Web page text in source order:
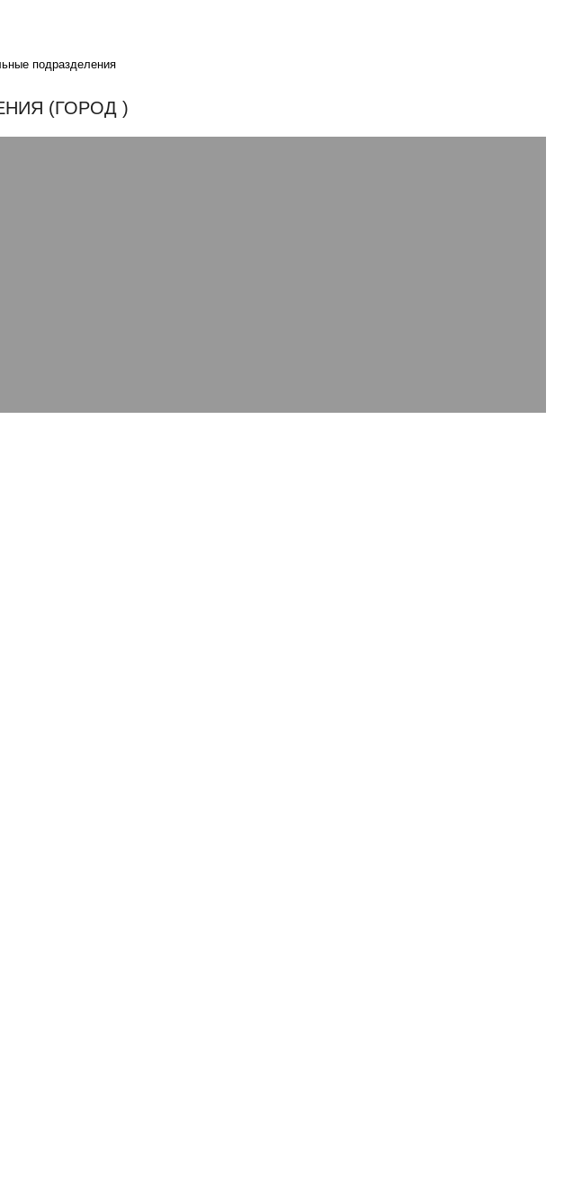
подразделения
(ГОРОД )